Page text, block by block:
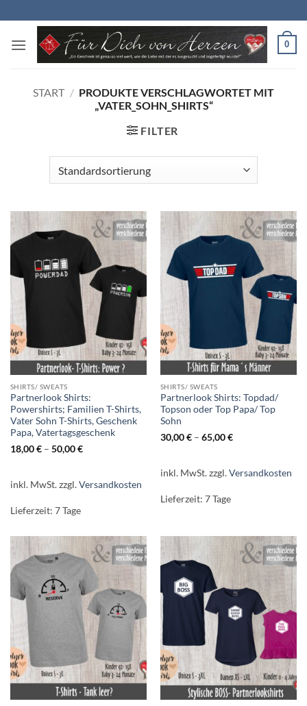
Inhalt
springen
0
START / PRODUKTE VERSCHLAGWORTET MIT
„VATER_SOHN_SHIRTS“
FILTER
SHIRTS/ SWEATS
Partnerlook Shirts:
Powershirts; Familien T-Shirts,
Vater Sohn T-Shirts, Geschenk
Papa, Vatertagsgeschenk
18,00€– 50,00€
inkl. MwSt.zzgl.Versandkosten
Lieferzeit: 7 Tage
SHIRTS/ SWEATS
Partnerlook Shirts: Topdad/
Topson oder Top Papa/ Top
Sohn
30,00€– 65,00€
inkl. MwSt.zzgl.Versandkosten
Lieferzeit: 7 Tage